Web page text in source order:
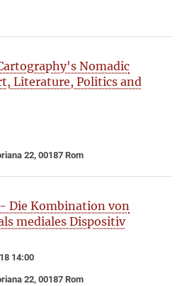
Nomadic
Literature, Politics and
22, 00187 Rom
Die Kombination von
mediales Dispositiv
14:00
22, 00187 Rom